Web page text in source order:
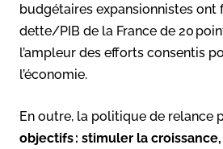
budgétaires expansionnistes ont
dette/PIB de la France de 20
l’ampleur des efforts consentis
l’économie.
En outre, la politique de relance
objectifs : stimuler la